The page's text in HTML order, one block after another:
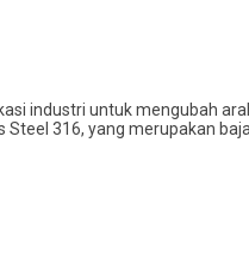
industri untuk mengubah
316, yang merupakan